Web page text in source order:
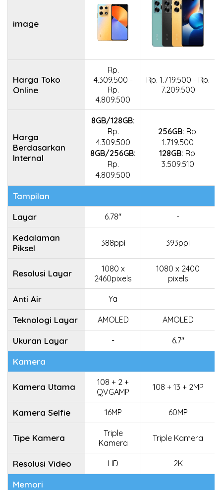
image
Harga Toko
Online
Rp.
4.309.500 -
Rp.
4.809.500
Rp. 1.719.500 - Rp.
7.209.500
Harga
Berdasarkan
Internal
8GB/128GB:
Rp.
4.309.500
8GB/256GB:
Rp.
4.809.500
256GB: Rp.
1.719.500
128GB: Rp.
3.509.510
Tampilan
Layar
6.78" -
Kedalaman
Piksel
388ppi 393ppi
Resolusi Layar
1080 x
2460pixels
1080 x 2400
pixels
Anti Air Ya -
Teknologi Layar AMOLED AMOLED
Ukuran Layar - 6.7"
Kamera
Kamera Utama
108 + 2 +
QVGAMP
108 + 13 + 2MP
Kamera Selfie 16MP 60MP
Tipe Kamera
Triple
Kamera
Triple Kamera
Resolusi Video HD 2K
Memori